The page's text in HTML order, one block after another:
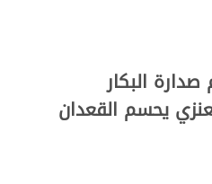
البكار
يحسم القعدان